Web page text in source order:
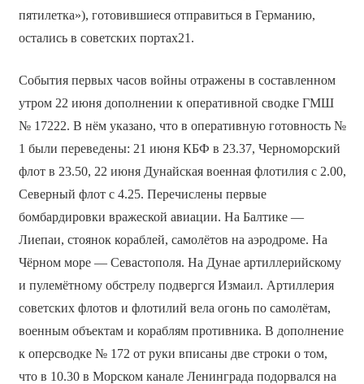
пятилетка»), готовившиеся отправиться в Германию,
остались в советских портах21.
События первых часов войны отражены в составленном
утром 22 июня дополнении к оперативной сводке ГМШ
№ 17222. В нём указано, что в оперативную готовность №
1 были переведены: 21 июня КБФ в 23.37, Черноморский
флот в 23.50, 22 июня Дунайская военная флотилия с 2.00,
Северный флот с 4.25. Перечислены первые
бомбардировки вражеской авиации. На Балтике —
Лиепаи, стоянок кораблей, самолётов на аэродроме. На
Чёрном море — Севастополя. На Дунае артиллерийскому
и пулемётному обстрелу подвергся Измаил. Артиллерия
советских флотов и флотилий вела огонь по самолётам,
военным объектам и кораблям противника. В дополнение
к оперсводке № 172 от руки вписаны две строки о том,
что в 10.30 в Морском канале Ленинграда подорвался на